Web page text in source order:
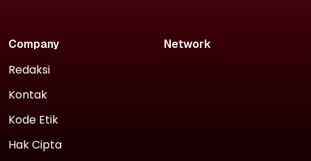
Company
Redaksi
Kontak
Kode Etik
Hak Cipta
Network